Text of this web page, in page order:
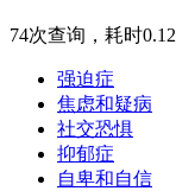
74次查询，耗时
强迫症
焦虑和疑病
社交恐惧
抑郁症
自卑和自信